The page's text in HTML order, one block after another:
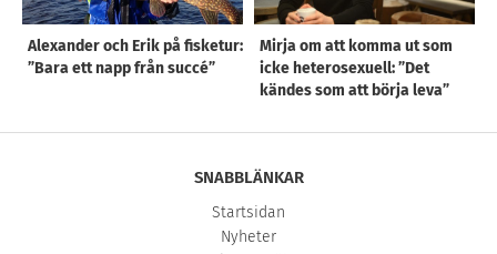
Alexander och Erik på fisketur:
”Bara ett napp från succé”
Mirja om att komma ut som
icke heterosexuell: ”Det
kändes som att börja leva”
SNABBLÄNKAR
Startsidan
Nyheter